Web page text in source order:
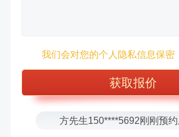
我们会对您的个人隐私信息保密
张先生156****2060刚刚预约
张先生131****7997刚刚预
方先生150****5692刚刚预约